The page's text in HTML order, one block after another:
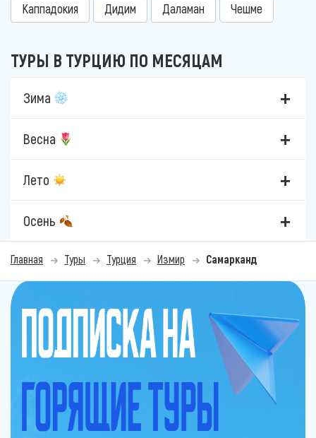
Каппадокия Дидим Даламан Чешме
ТУРЫ В ТУРЦИЮ ПО МЕСЯЦАМ
Зима
Весна
Лето
Осень
Главная Туры Турция Измир Самарканд